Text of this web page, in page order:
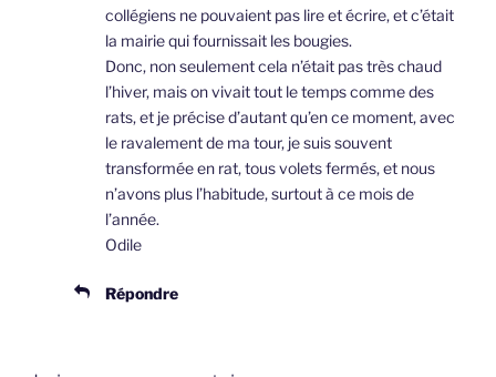
collégiens ne pouvaient pas lire et écrire, et c’était
la mairie qui fournissait les bougies.
Donc, non seulement cela n’était pas très chaud
l’hiver, mais on vivait tout le temps comme des
rats, et je précise d’autant qu’en ce moment, avec
le ravalement de ma tour, je suis souvent
transformée en rat, tous volets fermés, et nous
n’avons plus l’habitude, surtout à ce mois de
l’année.
Odile
Répondre